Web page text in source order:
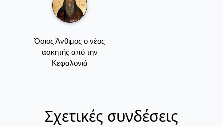
Όσιος Άνθιμος ο νέος
ασκητής από την
Κεφαλονιά
Σχετικές συνδέσεις